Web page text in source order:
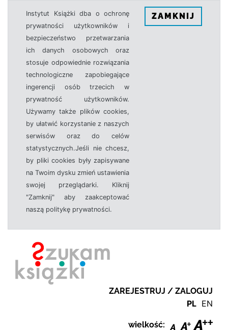
Instytut Książki dba o ochronę
prywatności użytkowników i
bezpieczeństwo przetwarzania
ich danych osobowych oraz
stosuje odpowiednie rozwiązania
technologiczne zapobiegające
ingerencji osób trzecich w
prywatność użytkowników.
Używamy także plików cookies,
by ułatwić korzystanie z naszych
serwisów oraz do celów
statystycznych.Jeśli nie chcesz,
by pliki cookies były zapisywane
na Twoim dysku zmień ustawienia
swojej przeglądarki. Kliknij
"Zamknij" aby zaakceptować
naszą politykę prywatności.
ZAMKNIJ
ZAREJESTRUJ / ZALOGUJ
PL EN
wielkość: